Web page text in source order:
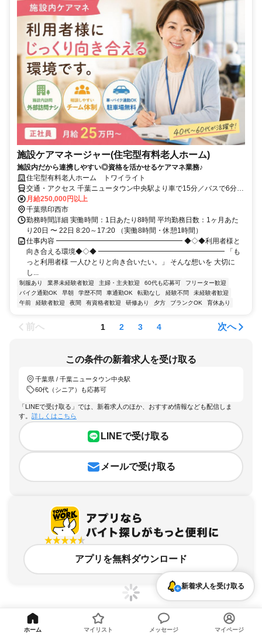
施設ケアマネージャー(住宅型有料老人ホーム)
施設内だから連携しやすい◎資格を活かせるケアマネ業務♪
住宅型有料老人ホーム トワイライト
交通・アクセス 千葉ニュータウン中央駅より車で15分／バスで6分
（高花2丁目バス停より徒歩2分）
月給250,000円以上
千葉県印西市
勤務時間詳細 実働時間：1日あたり8時間 平均勤務日数：1ヶ月あた
り20日 〜 22日 8:20～17:20 （実働8時間・休憩1時間）
仕事内容 ━━━━━━━━━━━━━━━━━━ ◆◇◆利用者様と
向き合える環境◆◇◆ ━━━━━━━━━━━━━━━━━━ 「も
っと利用者様 一人ひとりと向き合いたい。」 そんな想いを 大切に
し...
制服あり 業界未経験者歓迎 主婦・主夫歓迎 60代も応募可
フリーター歓迎
バイク通勤OK
早朝 学歴不問 車通勤OK 転勤なし 経験不問
未経験者歓迎
午前
経験者歓迎 夜間 有資格者歓迎 研修あり 夕方 ブランクOK 育休あり
前へ 1 2 3 4 次へ
この条件の新着求人を受け取る
千葉県 / 千葉ニュータウン中央駅
60代（シニア）も応募可
「LINEで受け取る」では、新着求人のほか、おすすめ情報なども配信しま
す。 詳しくはこちら
LINEで受け取る
メールで受け取る
アプリを無料ダウンロード
新着求人を受け取る
ホーム マイリスト メッセージ マイページ